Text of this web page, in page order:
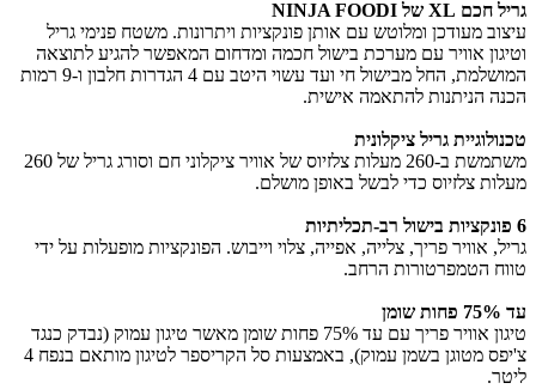
גריל חכם XL של NINJA FOODI
עיצוב מעודכן ומלוטש עם אותן פונקציות ויתרונות. משטח פנימי גריל
וטיגון אוויר עם מערכת בישול חכמה ומדחום המאפשר להגיע לתוצאה
המושלמת, החל מבישול חי ועד עשוי היטב עם 4 הגדרות חלבון ו-9 רמות
הכנה הניתנות להתאמה אישית.
טכנולוגיית גריל ציקלונית
משתמשת ב-260 מעלות צלזיוס של אוויר ציקלוני חם וסורג גריל של 260
מעלות צלזיוס כדי לבשל באופן מושלם.
6 פונקציות בישול רב-תכליתיות
גריל, אוויר פריך, צלייה, אפייה, צלוי וייבוש. הפונקציות מופעלות על ידי
טווח הטמפרטורות הרחב.
עד 75% פחות שומן
טיגון אוויר פריך עם עד 75% פחות שומן מאשר טיגון עמוק (נבדק כנגד
צ'יפס מטוגן בשמן עמוק), באמצעות סל הקריספר לטיגון מותאם בנפח 4
ליטר.